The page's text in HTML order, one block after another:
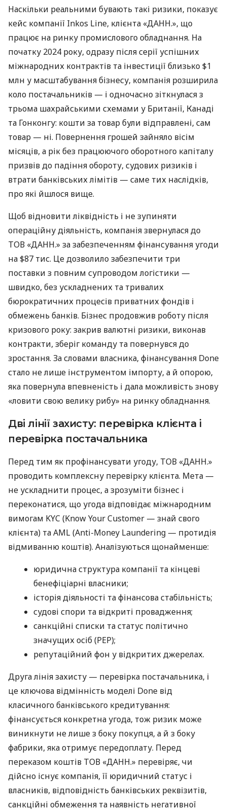
Наскільки реальними бувають такі ризики, показує
кейс компанії Inkos Line, клієнта «ДАНН.», що
працює на ринку промислового обладнання. На
початку 2024 року, одразу після серії успішних
міжнародних контрактів та інвестиції близько $1
млн у масштабування бізнесу, компанія розширила
коло постачальників — і одночасно зіткнулася з
трьома шахрайськими схемами у Британії, Канаді
та Гонконгу: кошти за товар були відправлені, сам
товар — ні. Повернення грошей зайняло вісім
місяців, а рік без працюючого оборотного капіталу
призвів до падіння обороту, судових ризиків і
втрати банківських лімітів — саме тих наслідків,
про які йшлося вище.
Щоб відновити ліквідність і не зупиняти
операційну діяльність, компанія звернулася до
ТОВ «ДАНН.» за забезпеченням фінансування угоди
на $87 тис. Це дозволило забезпечити три
поставки з повним супроводом логістики —
швидко, без ускладнених та тривалих
бюрократичних процесів приватних фондів і
обмежень банків. Бізнес продовжив роботу після
кризового року: закрив валютні ризики, виконав
контракти, зберіг команду та повернувся до
зростання. За словами власника, фінансування Done
стало не лише інструментом імпорту, а й опорою,
яка повернула впевненість і дала можливість знову
«ловити свою велику рибу» на ринку обладнання.
Дві лінії захисту: перевірка клієнта і
перевірка постачальника
Перед тим як профінансувати угоду, ТОВ «ДАНН.»
проводить комплексну перевірку клієнта. Мета —
не ускладнити процес, а зрозуміти бізнес і
переконатися, що угода відповідає міжнародним
вимогам KYC (Know Your Customer — знай свого
клієнта) та AML (Anti-Money Laundering — протидія
відмиванню коштів). Аналізуються щонайменше:
юридична структура компанії та кінцеві
бенефіціарні власники;
історія діяльності та фінансова стабільність;
судові спори та відкриті провадження;
санкційні списки та статус політично
значущих осіб (PEP);
репутаційний фон у відкритих джерелах.
Друга лінія захисту — перевірка постачальника, і
це ключова відмінність моделі Done від
класичного банківського кредитування:
фінансується конкретна угода, тож ризик може
виникнути не лише з боку покупця, а й з боку
фабрики, яка отримує передоплату. Перед
переказом коштів ТОВ «ДАНН.» перевіряє, чи
дійсно існує компанія, її юридичний статус і
власників, відповідність банківських реквізитів,
санкційні обмеження та наявність негативної